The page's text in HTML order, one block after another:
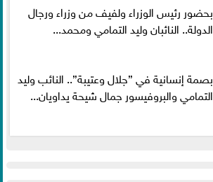
بحضور رئيس الوزراء ولفيف من وزراء ورجال
الدولة.. النائبان وليد التمامي ومحمد...
بصمة إنسانية في ”جلال وعتيبة”.. النائب وليد
التمامي والبروفيسور جمال شيحة يداويان...